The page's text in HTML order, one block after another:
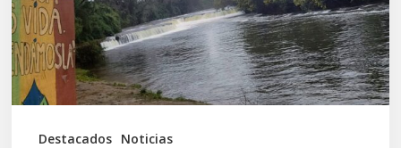
Destacados Noticias
y
el
territorio
Kuzpe
Mapu